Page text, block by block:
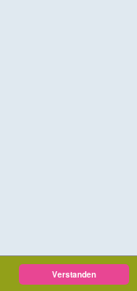
Verstanden